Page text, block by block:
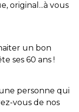
original...à vous
un bon
ses 60 ans !
personne qui
vous de nos